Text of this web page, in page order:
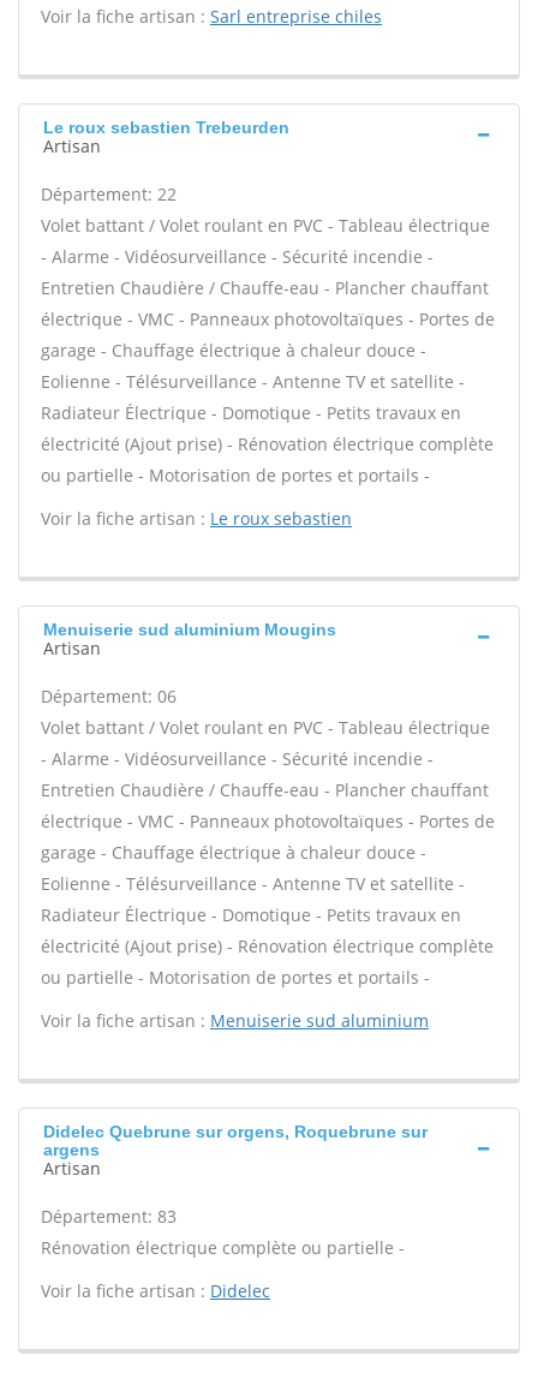
Voir la fiche artisan : Sarl entreprise chiles
Le roux sebastien Trebeurden
Artisan
Département: 22
Volet battant / Volet roulant en PVC - Tableau électrique
- Alarme - Vidéosurveillance - Sécurité incendie -
Entretien Chaudière / Chauffe-eau - Plancher chauffant
électrique - VMC - Panneaux photovoltaïques - Portes de
garage - Chauffage électrique à chaleur douce -
Eolienne - Télésurveillance - Antenne TV et satellite -
Radiateur Électrique - Domotique - Petits travaux en
électricité (Ajout prise) - Rénovation électrique complète
ou partielle - Motorisation de portes et portails -
Voir la fiche artisan : Le roux sebastien
Menuiserie sud aluminium Mougins
Artisan
Département: 06
Volet battant / Volet roulant en PVC - Tableau électrique
- Alarme - Vidéosurveillance - Sécurité incendie -
Entretien Chaudière / Chauffe-eau - Plancher chauffant
électrique - VMC - Panneaux photovoltaïques - Portes de
garage - Chauffage électrique à chaleur douce -
Eolienne - Télésurveillance - Antenne TV et satellite -
Radiateur Électrique - Domotique - Petits travaux en
électricité (Ajout prise) - Rénovation électrique complète
ou partielle - Motorisation de portes et portails -
Voir la fiche artisan : Menuiserie sud aluminium
Didelec Quebrune sur orgens, Roquebrune sur
argens
Artisan
Département: 83
Rénovation électrique complète ou partielle -
Voir la fiche artisan : Didelec